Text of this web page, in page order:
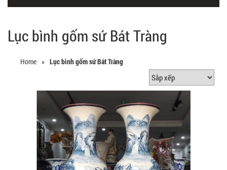
Lục bình gốm sứ Bát Tràng
Home » Lục bình gốm sứ Bát Tràng